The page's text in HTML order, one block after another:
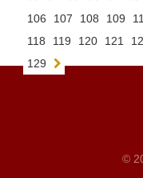
106
107 108 109
118
119 120 121
129
©